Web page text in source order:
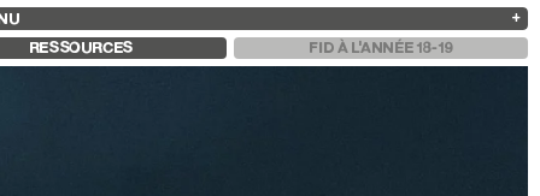
13
2025
2024
2023
2021
2020
2019
RESSOURCES FID À L'ANNÉE 18-19